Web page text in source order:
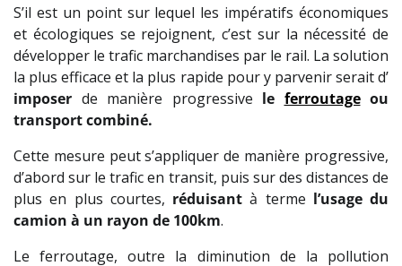
S’il est un point sur lequel les impératifs économiques
et écologiques se rejoignent, c’est sur la nécessité de
développer le trafic marchandises par le rail. La solution
la plus efficace et la plus rapide pour y parvenir serait d’
imposer de manière progressive le ferroutageou
transport combiné.
Cette mesure peut s’appliquer de manière progressive,
d’abord sur le trafic en transit, puis sur des distances de
plus en plus courtes, réduisant à terme l’usage du
camion à un rayon de 100km.
Le ferroutage, outre la diminution de la pollution